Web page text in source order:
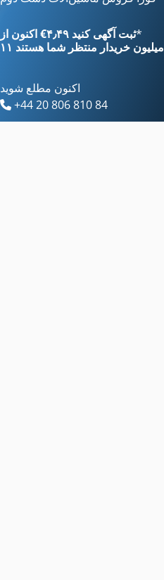
اکنون از ‎€۴٫۴۹ ثبت آگهی کنید*
۱۱ میلیون خریدار منتظر شما هستند
اکنون مطلع شوید
+44 20 806 810 84